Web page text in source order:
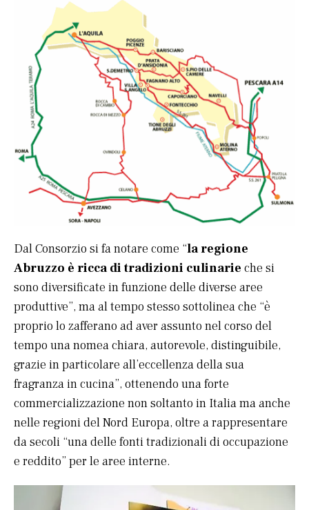
Dal Consorzio si fa notare come “la regione
Abruzzo è ricca di tradizioni culinarie che si
sono diversificate in funzione delle diverse aree
produttive”, ma al tempo stesso sottolinea che “è
proprio lo zafferano ad aver assunto nel corso del
tempo una nomea chiara, autorevole, distinguibile,
grazie in particolare all’eccellenza della sua
fragranza in cucina”, ottenendo una forte
commercializzazione non soltanto in Italia ma anche
nelle regioni del Nord Europa, oltre a rappresentare
da secoli “una delle fonti tradizionali di occupazione
e reddito” per le aree interne.